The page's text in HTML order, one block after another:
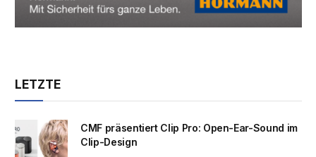
LETZTE
CMF präsentiert Clip Pro: Open-Ear-Sound im
Clip-Design